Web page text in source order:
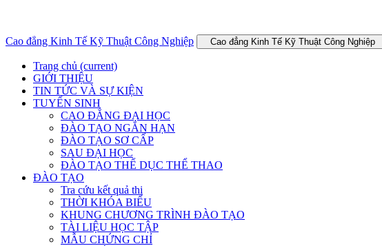
Cao đẳng Kinh Tế Kỹ Thuật Công Nghiệp Cao đẳng Kinh Tế Kỹ Thuật Công Nghiệp
Trang chủ (current)
GIỚI THIỆU
TIN TỨC VÀ SỰ KIỆN
TUYỂN SINH
CAO ĐẲNG ĐẠI HỌC
ĐÀO TẠO NGẮN HẠN
ĐÀO TẠO SƠ CẤP
SAU ĐẠI HỌC
ĐÀO TẠO THỂ DỤC THỂ THAO
ĐÀO TẠO
Tra cứu kết quả thi
THỜI KHÓA BIỂU
KHUNG CHƯƠNG TRÌNH ĐÀO TẠO
TÀI LIỆU HỌC TẬP
MẪU CHỨNG CHỈ